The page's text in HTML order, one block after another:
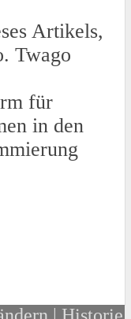
Artikels,
Twago
für
in den